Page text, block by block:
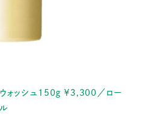
ウォッシュ150g ¥3,300／ロー